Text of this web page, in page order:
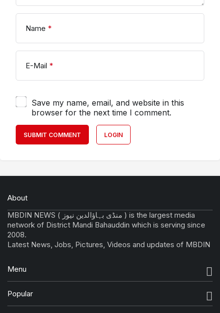
Name *
E-Mail *
Save my name, email, and website in this
browser for the next time I comment.
SUBMIT COMMENT LOGIN
About
MBDIN NEWS ( منڈی بہاؤالدین نیوز ) is the largest media
network of District Mandi Bahauddin which is serving since
2008.
Latest News, Jobs, Pictures, Videos and updates of MBDIN
Menu
Popular